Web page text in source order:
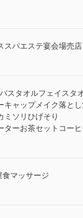
スパエステ宴会場売店
バスタオルフェイスタ
キャップメイク落とし
ミソリ ひげそり
ターお茶セット コー
食マッサージ